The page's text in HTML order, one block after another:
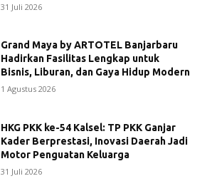
31 Juli 2026
Grand Maya by ARTOTEL Banjarbaru
Hadirkan Fasilitas Lengkap untuk
Bisnis, Liburan, dan Gaya Hidup Modern
1 Agustus 2026
HKG PKK ke-54 Kalsel: TP PKK Ganjar
Kader Berprestasi, Inovasi Daerah Jadi
Motor Penguatan Keluarga
31 Juli 2026